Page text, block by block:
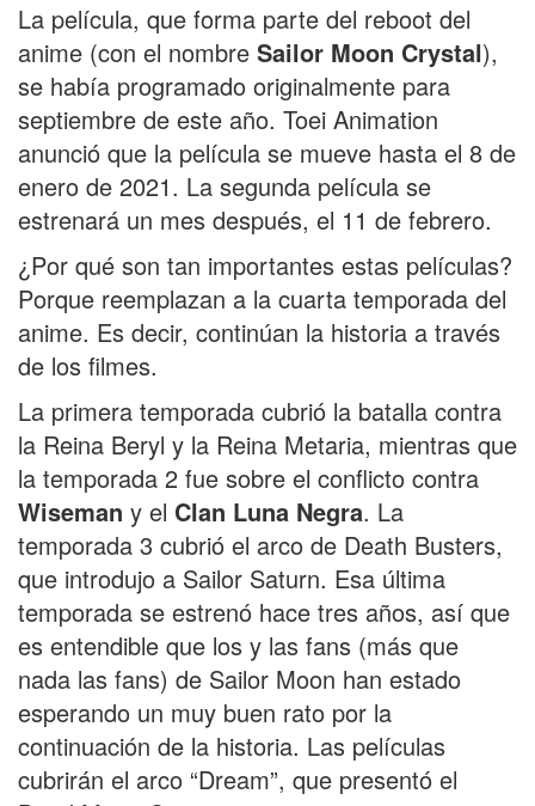
La película, que forma parte del reboot del
anime (con el nombre Sailor Moon Crystal),
se había programado originalmente para
septiembre de este año. Toei Animation
anunció que la película se mueve hasta el 8 de
enero de 2021. La segunda película se
estrenará un mes después, el 11 de febrero.
¿Por qué son tan importantes estas películas?
Porque reemplazan a la cuarta temporada del
anime. Es decir, continúan la historia a través
de los filmes.
La primera temporada cubrió la batalla contra
la Reina Beryl y la Reina Metaria, mientras que
la temporada 2 fue sobre el conflicto contra
Wiseman y el Clan Luna Negra. La
temporada 3 cubrió el arco de Death Busters,
que introdujo a Sailor Saturn. Esa última
temporada se estrenó hace tres años, así que
es entendible que los y las fans (más que
nada las fans) de Sailor Moon han estado
esperando un muy buen rato por la
continuación de la historia. Las películas
cubrirán el arco “Dream”, que presentó el